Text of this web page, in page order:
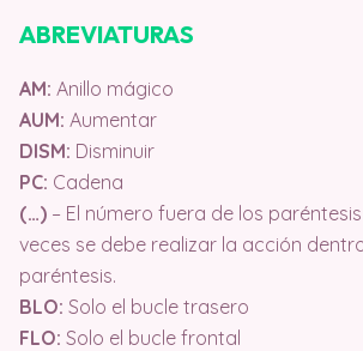
ABREVIATURAS
AM: Anillo mágico
AUM: Aumentar
DISM: Disminuir
PC: Cadena
(…) – El número fuera de los
veces se debe realizar la acción
paréntesis.
BLO: Solo el bucle trasero
FLO: Solo el bucle frontal